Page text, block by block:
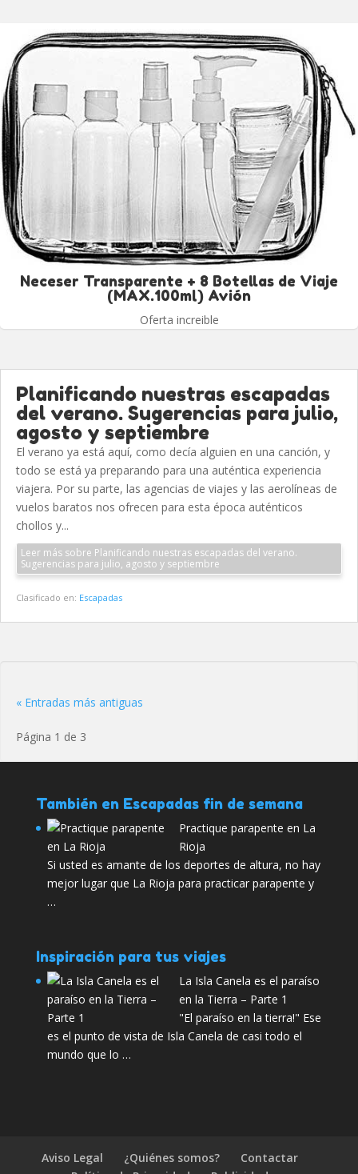
Neceser Transparente + 8 Botellas de Viaje
(MAX.100ml) Avión
Oferta increible
Planificando nuestras escapadas
del verano. Sugerencias para julio,
agosto y septiembre
El verano ya está aquí, como decía alguien en una canción, y
todo se está ya preparando para una auténtica experiencia
viajera. Por su parte, las agencias de viajes y las aerolíneas de
vuelos baratos nos ofrecen para esta época auténticos
chollos y...
Leer más sobre Planificando nuestras escapadas del verano.
Sugerencias para julio, agosto y septiembre
Clasificado en: Escapadas
« Entradas más antiguas
Página 1 de 3
También en Escapadas fin de semana
Practique parapente en La
Rioja
Si usted es amante de los deportes de altura, no hay
mejor lugar que La Rioja para practicar parapente y
…
Inspiración para tus viajes
La Isla Canela es el paraíso
en la Tierra – Parte 1
"El paraíso en la tierra!" Ese
es el punto de vista de Isla Canela de casi todo el
mundo que lo …
Aviso Legal ¿Quiénes somos?
Contactar